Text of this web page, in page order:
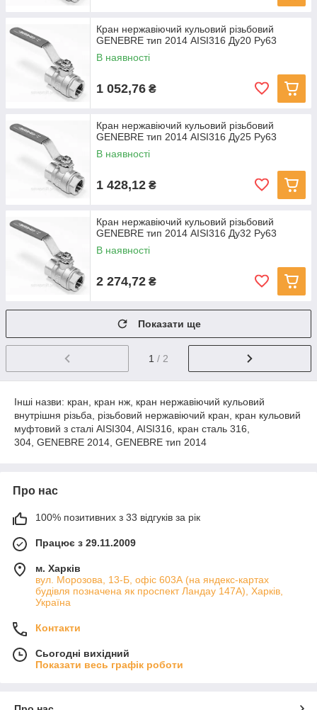
Кран нержавіючий кульовий різьбовий
GENEBRE тип 2014 AISI316 Ду20 Ру63
В наявності
1 052,76 ₴
Кран нержавіючий кульовий різьбовий
GENEBRE тип 2014 AISI316 Ду25 Ру63
В наявності
1 428,12 ₴
Кран нержавіючий кульовий різьбовий
GENEBRE тип 2014 AISI316 Ду32 Ру63
В наявності
2 274,72 ₴
Показати ще
1 / 2
Інші назви: кран, кран нж, кран нержавіючий кульовий
внутрішня різьба, різьбовий нержавіючий кран, кран кульовий
муфтовий з сталі AISI304, AISI316, кран сталь 316,
304, GENEBRE 2014, GENEBRE тип 2014
Про нас
100% позитивних з 33 відгуків за рік
Працює з 29.11.2009
м. Харків
вул. Морозова, 13-Б, офіс 603А (на яндекс-картах
будівля позначена як проспект Ландау 147А), Харків,
Україна
Контакти
Сьогодні вихідний
Показати весь графік роботи